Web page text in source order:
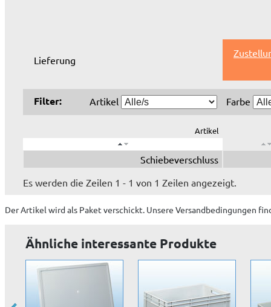
Lieferung
Filter: Artikel Farbe
Artikel
Schiebeverschluss
Es werden die Zeilen 1 - 1 von 1 Zeilen angezeigt.
Der Artikel wirdals Paket verschickt. Unsere Versandbedingungen
Ähnliche interessante Produkte